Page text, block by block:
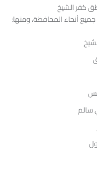
كفر الشيخ
أنحاء المحافظة، ومنها:
سالم